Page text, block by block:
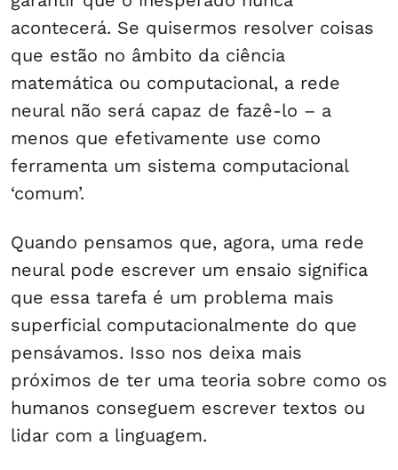
acontecerá. Se quisermos resolver coisas
que estão no âmbito da ciência
matemática ou computacional, a rede
neural não será capaz de fazê-lo – a
menos que efetivamente use como
ferramenta um sistema computacional
‘comum’.
Quando pensamos que, agora, uma rede
neural pode escrever um ensaio significa
que essa tarefa é um problema mais
superficial computacionalmente do que
pensávamos. Isso nos deixa mais
próximos de ter uma teoria sobre como os
humanos conseguem escrever textos ou
lidar com a linguagem.